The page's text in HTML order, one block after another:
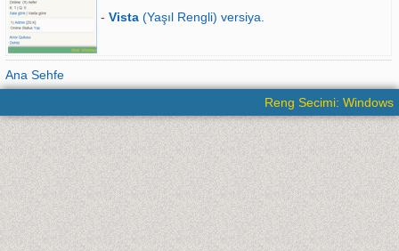
- Vista (Yaşıl Rengli) versiya.
Ana Sehfe
Reng Secimi: Windows